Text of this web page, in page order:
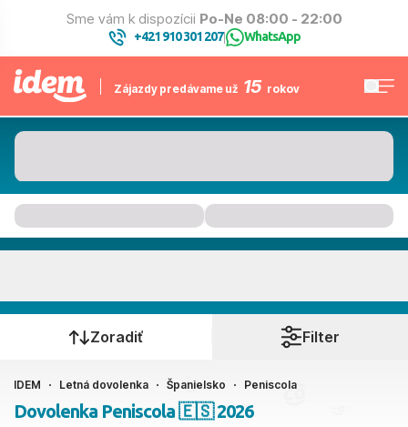
Sme vám k dispozícii Po-Ne 08:00 - 22:00
+421 910 301 207| WhatsApp
Zájazdy predávame už 15 rokov
Kedy cestujete?
Ako cestujete?
Zoradiť Filter
IDEM Letná dovolenka Španielsko Peniscola
Dovolenka Peniscola 🇪🇸 2026